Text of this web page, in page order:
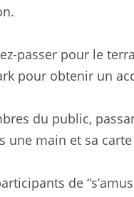
passer pour le
pour obtenir un
du public,
main et sa carte
de